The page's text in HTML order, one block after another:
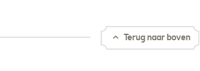
Terug naar boven